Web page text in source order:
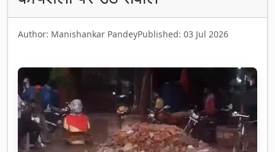
Author: Manishankar PandeyPublished: 03 Jul 2026